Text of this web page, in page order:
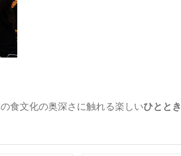
食文化の奥深さに触れる楽しいひととき